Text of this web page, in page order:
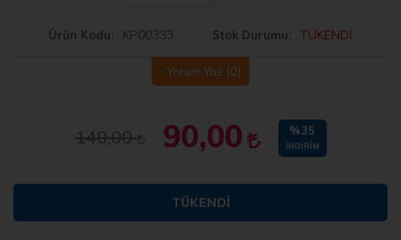
Ürün Kodu KP00333 Stok Durumu TÜKENDİ
Yorum Yaz (0)
140,00 90,00 %35
İNDIRIM
TÜKENDI